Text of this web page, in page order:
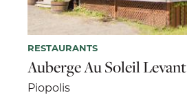
RESTAURANTS
Auberge Au Soleil Levant
Piopolis